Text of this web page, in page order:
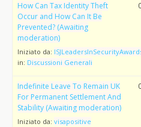
How Can Tax Identity Theft
Occur and How Can It Be
Prevented? (Awaiting
moderation)
Iniziato da:
in: Discussioni Generali
Indefinite Leave To Remain UK
For Permanent Settlement And
Stability (Awaiting moderation)
Iniziato da: visapositive